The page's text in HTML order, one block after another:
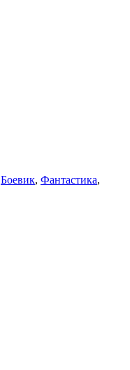
Боевик, Фантастика,